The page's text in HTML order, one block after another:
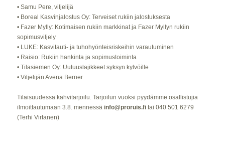
• Samu Pere, viljelijä
• Boreal Kasvinjalostus Oy: Terveiset rukiin jalostuksesta
• Fazer Mylly: Kotimaisen rukiin markkinat ja Fazer Myllyn rukiin
sopimusviljely
• LUKE: Kasvitauti- ja tuhohyönteisriskeihin varautuminen
• Raisio: Rukiin hankinta ja sopimustoiminta
• Tilasiemen Oy: Uutuuslajikkeet syksyn kylvöille
• Viljelijän Avena Berner
Tilaisuudessa kahvitarjoilu. Tarjoilun vuoksi pyydämme osallistujia
ilmoittautumaan 3.8. mennessä info@proruis.fi tai 040 501 6279
(Terhi Virtanen)